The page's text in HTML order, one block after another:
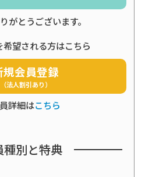
がとうございます。
希望される方はこちら
規会員登録
（法人割引あり）
詳細はこちら
種別と特典